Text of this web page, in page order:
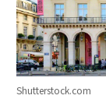
Shutterstock.com